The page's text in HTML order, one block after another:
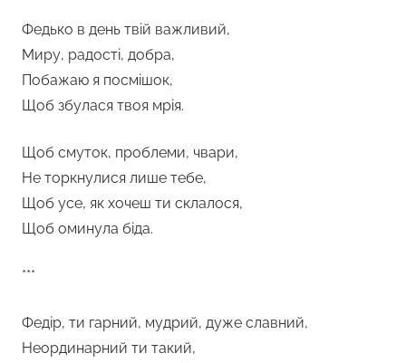
Федько в день твій важливий,
Миру, радості, добра,
Побажаю я посмішок,
Щоб збулася твоя мрія.
Щоб смуток, проблеми, чвари,
Не торкнулися лише тебе,
Щоб усе, як хочеш ти склалося,
Щоб оминула біда.
***
Федір, ти гарний, мудрий, дуже славний,
Неординарний ти такий,